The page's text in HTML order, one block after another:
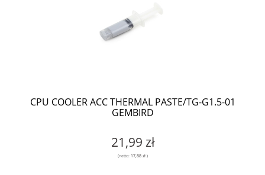
CPU COOLER ACC THERMAL PASTE/TG-G1.5-01
GEMBIRD
21,99 zł
(netto: 17,88 zł)